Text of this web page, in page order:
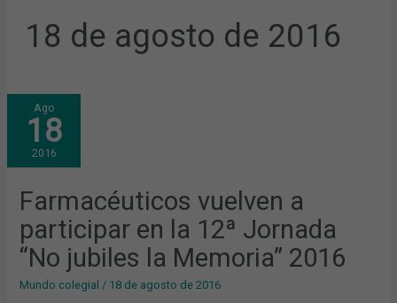
18 de agosto de 2016
Ago
18
2016
Farmacéuticos vuelven a
participar en la 12ª Jornada
“No jubiles la Memoria” 2016
Mundo colegial / 18 de agosto de 2016
FARMACÉUTICOS
VUELVEN
A
PARTICIPAR
EN
LA
12ª
JUBILES
LA
MEMORIA”
2016